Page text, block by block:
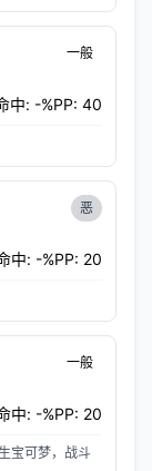
一般
中: -%PP: 40
恶
中: -%PP: 20
一般
中: -%PP: 20
宝可梦，战斗